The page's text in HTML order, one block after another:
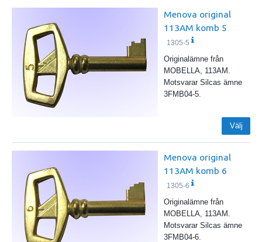
Menova original
113AM komb 5
1305-5
Originalämne från
MOBELLA, 113AM.
Motsvarar Silcas ämne
3FMB04-5.
Välj
Menova original
113AM komb 6
1305-6
Originalämne från
MOBELLA, 113AM.
Motsvarar Silcas ämne
3FMB04-6.